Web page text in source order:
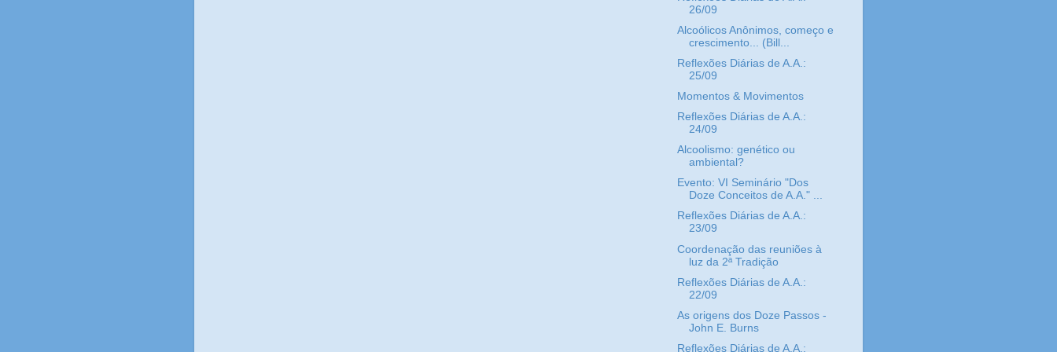
26/09
Alcoólicos Anônimos, começo e
crescimento... (Bill...
Reflexões Diárias de A.A.:
25/09
Momentos & Movimentos
Reflexões Diárias de A.A.:
24/09
Alcoolismo: genético ou
ambiental?
Evento: VI Seminário "Dos
Doze Conceitos de A.A." ...
Reflexões Diárias de A.A.:
23/09
Coordenação das reuniões à
luz da 2ª Tradição
Reflexões Diárias de A.A.:
22/09
As origens dos Doze Passos -
John E. Burns
Reflexões Diárias de A.A.: